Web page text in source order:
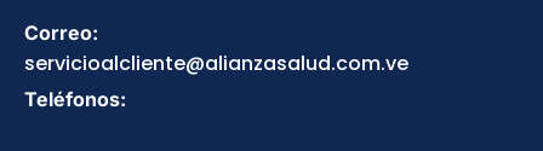
Correo:
servicioalcliente@alianzasalud.com.ve
Teléfonos: